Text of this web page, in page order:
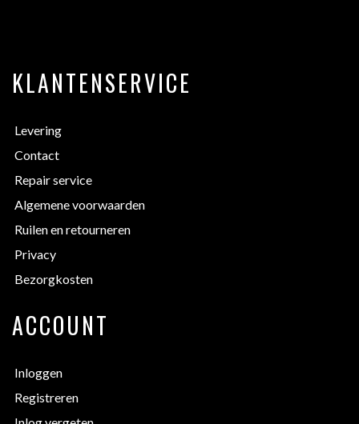
KLANTENSERVICE
Levering
Contact
Repair service
Algemene voorwaarden
Ruilen en retourneren
Privacy
Bezorgkosten
ACCOUNT
Inloggen
Registreren